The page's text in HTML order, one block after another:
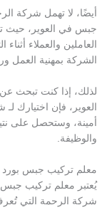
أيضًا، لا تهمل شركة
جبس في العوير، حيث
العاملين والعملاء
الشركة بمهنية العمل
لذلك، إذا كنت تبحث
العوير، فإن اختيارك
أمينة، وستحصل على
والوظيفة.
معلم تركيب جبس بورد
يُعتبر معلم تركيب جبس
شركة الرحمة التي